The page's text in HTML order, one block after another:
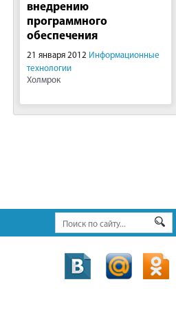
внедрению
программного
обеспечения
21 января 2012 Информационные
технологии
Холмрок